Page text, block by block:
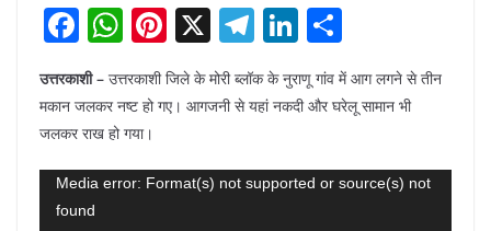
F
a
c
e
b
o
W
at
s
A
p
Pi
nt
er
e
st
X T
el
e
a
m
Li
k
dI
n
h
ar
e
उत्तरकाशी – उत्तरकाशी जिले के मोरी ब्लॉक के नुराणू गांव में आग लगने से तीन
मकान जलकर नष्ट हो गए। आगजनी से यहां नकदी और घरेलू सामान भी
जलकर राख हो गया।
Video
Player
Media error: Format(s) not supported or source(s) not
found